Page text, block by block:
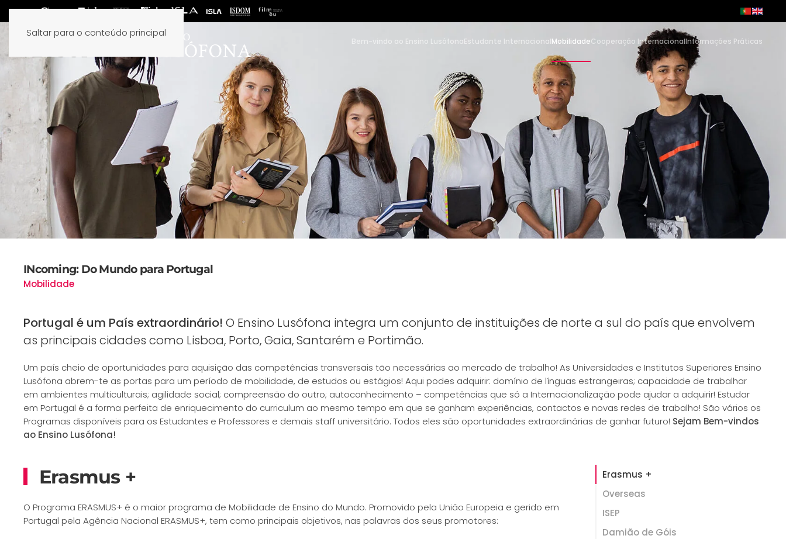
Saltar para o conteúdo principal
Bem-vindo ao Ensino LusófonaEstudante InternacionalMobilidadeCooperação InternacionalInformações Práticas
INcoming: Do Mundo para Portugal
Mobilidade
Portugal é um País extraordinário! O Ensino Lusófona integra um conjunto de instituições de norte a sul do país que envolvem
as principais cidades como Lisboa, Porto, Gaia, Santarém e Portimão.
Um país cheio de oportunidades para aquisição das competências transversais tão necessárias ao mercado de trabalho! As Universidades e Institutos Superiores Ensino
Lusófona abrem-te as portas para um período de mobilidade, de estudos ou estágios! Aqui podes adquirir: domínio de línguas estrangeiras; capacidade de trabalhar
em ambientes multiculturais; agilidade social; compreensão do outro; autoconhecimento – competências que só a Internacionalização pode ajudar a adquirir! Estudar
em Portugal é a forma perfeita de enriquecimento do curriculum ao mesmo tempo em que se ganham experiências, contactos e novas redes de trabalho! São vários os
Programas disponíveis para os Estudantes e Professores e demais staff universitário. Todos eles são oportunidades extraordinárias de ganhar futuro! Sejam Bem-vindos
ao Ensino Lusófona!
Erasmus +
Overseas
ISEP
Damião de Góis
Erasmus +
O Programa ERASMUS+ é o maior programa de Mobilidade de Ensino do Mundo. Promovido pela União Europeia e gerido em
Portugal pela Agência Nacional ERASMUS+, tem como principais objetivos, nas palavras dos seus promotores: